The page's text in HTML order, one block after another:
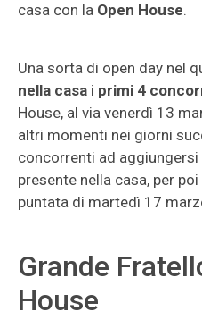
casa con la Open House.
Una sorta di open day nel
nella casa i primi 4
House, al via venerdì 13
altri momenti nei giorni
concorrenti ad
presente nella casa, per
puntata di martedì 17
Grande
House